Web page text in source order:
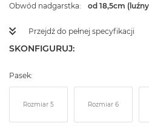
Obwód nadgarstka
od 18,5cm
Przejdź do pełnej specyfikacji
SKONFIGURUJ:
Pasek:
Rozmiar 5 Rozmiar 6